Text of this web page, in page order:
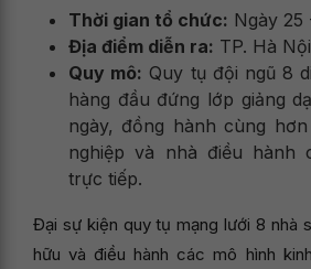
Thời gian tổ chức: Ngày 25
Địa điểm diễn ra: TP. Hà
Quy mô: Quy tụ đội ngũ 8
hàng đầu đứng lớp giảng
ngày, đồng hành cùng
nghiệp và nhà điều hành
trực tiếp.
Đại sự kiện quy tụ mạng lưới 8 nhà
hữu và điều hành các mô hình